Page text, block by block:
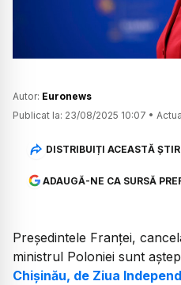
Autor: Euronews
Publicat la: 23/08/2025 10:07 •
DISTRIBUIȚI ACEASTĂ
ADAUGĂ-NE CA SURSĂ
Președintele Franței,
ministrul Poloniei sunt
Chișinău, de Ziua